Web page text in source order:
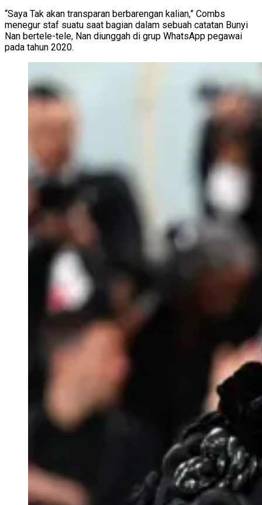
“Saya Tak akan transparan berbarengan kalian,” Combs
menegur staf suatu saat bagian dalam sebuah catatan Bunyi
Nan bertele-tele, Nan diunggah di grup WhatsApp pegawai
pada tahun 2020.